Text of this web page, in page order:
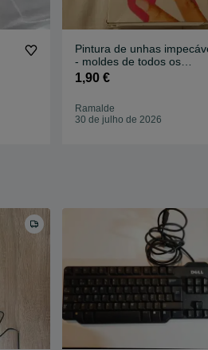
Pintura de unhas
- moldes de todos os
tamanhos.Grátis portes
1,90 €
Ramalde
30 de julho de 2026